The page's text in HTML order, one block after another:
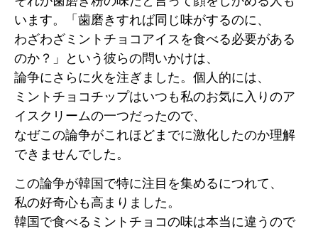
います。「歯磨きすれば同じ味がするのに、
わざわざミントチョコアイスを食べる必要がある
のか？」という彼らの問いかけは、
論争にさらに火を注ぎました。個人的には、
ミントチョコチップはいつも私のお気に入りのア
イスクリームの一つだったので、
なぜこの論争がこれほどまでに激化したのか理解
できませんでした。
この論争が韓国で特に注目を集めるにつれて、
私の好奇心も高まりました。
韓国で食べるミントチョコの味は本当に違うので